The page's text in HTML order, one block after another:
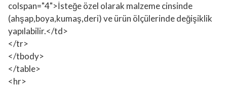
colspan="4">İsteğe özel olarak malzeme cinsinde
(ahşap,boya,kumaş,deri) ve ürün ölçülerinde değişiklik
yapılabilir.</td>
</tr>
</tbody>
</table>
<hr>